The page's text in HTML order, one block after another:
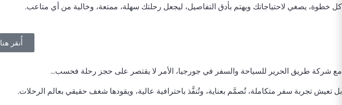
كل خطوة، يصغي لاحتياجاتك ويهتم بأدق التفاصيل، ليجعل رحلتك سهلة، ممتعة، وخالية من أي متاعب.
أُنقر هنا
مع شركة طريق الحرير للسياحة والسفر في جورجيا، الأمر لا يقتصر على حجز رحلة فحسب…
بل تعيش تجربة سفر متكاملة، تُصمَّم بعناية، وتُنفَّذ باحترافية عالية، ويقودها شغف حقيقي بعالم الرحلات.